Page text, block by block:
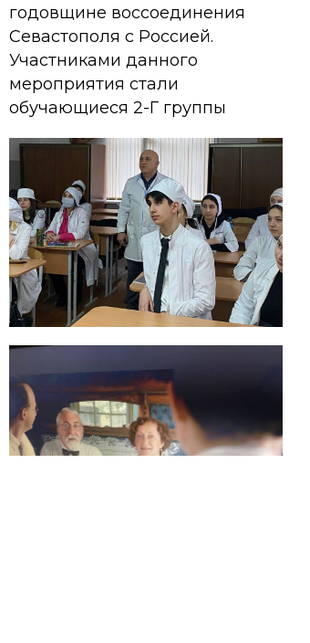
годовщине воссоединения
Севастополя с Россией.
Участниками данного
мероприятия стали
обучающиеся 2-Г группы